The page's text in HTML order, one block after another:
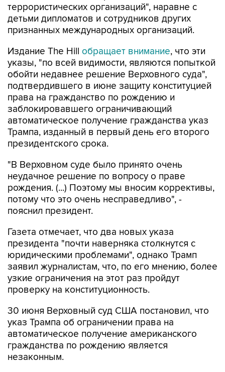
террористических организаций", наравне с
детьми дипломатов и сотрудников других
признанных международных организаций.
Издание The Hill обращает внимание, что эти
указы, "по всей видимости, являются попыткой
обойти недавнее решение Верховного суда",
подтвердившего в июне защиту конституцией
права на гражданство по рождению и
заблокировавшего ограничивающий
автоматическое получение гражданства указ
Трампа, изданный в первый день его второго
президентского срока.
"В Верховном суде было принято очень
неудачное решение по вопросу о праве
рождения. (...) Поэтому мы вносим коррективы,
потому что это очень несправедливо", -
пояснил президент.
Газета отмечает, что два новых указа
президента "почти наверняка столкнутся с
юридическими проблемами", однако Трамп
заявил журналистам, что, по его мнению, более
узкие ограничения на этот раз пройдут
проверку на конституционность.
30 июня Верховный суд США постановил, что
указ Трампа об ограничении права на
автоматическое получение американского
гражданства по рождению является
незаконным.